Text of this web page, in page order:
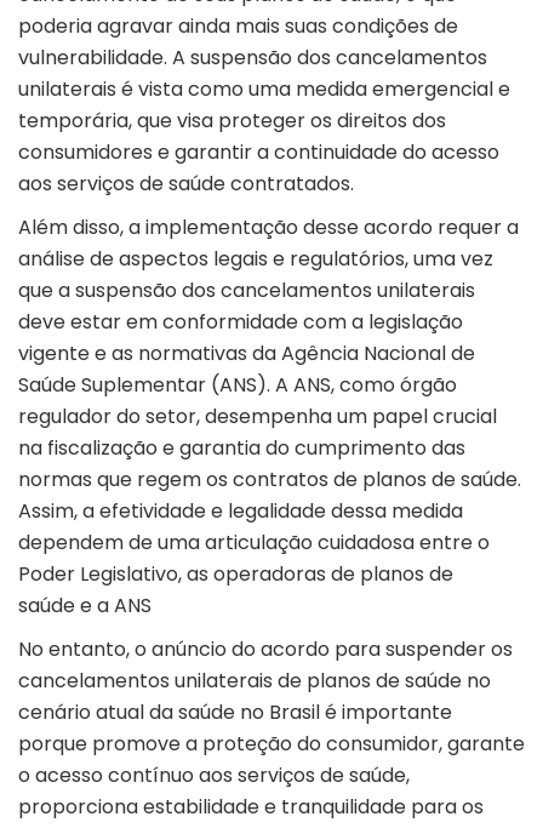
poderia agravar ainda mais suas condições de
vulnerabilidade. A suspensão dos cancelamentos
unilaterais é vista como uma medida emergencial e
temporária, que visa proteger os direitos dos
consumidores e garantir a continuidade do acesso
aos serviços de saúde contratados.
Além disso, a implementação desse acordo requer a
análise de aspectos legais e regulatórios, uma vez
que a suspensão dos cancelamentos unilaterais
deve estar em conformidade com a legislação
vigente e as normativas da Agência Nacional de
Saúde Suplementar (ANS). A ANS, como órgão
regulador do setor, desempenha um papel crucial
na fiscalização e garantia do cumprimento das
normas que regem os contratos de planos de saúde.
Assim, a efetividade e legalidade dessa medida
dependem de uma articulação cuidadosa entre o
Poder Legislativo, as operadoras de planos de
saúde e a ANS
No entanto, o anúncio do acordo para suspender os
cancelamentos unilaterais de planos de saúde no
cenário atual da saúde no Brasil é importante
porque promove a proteção do consumidor, garante
o acesso contínuo aos serviços de saúde,
proporciona estabilidade e tranquilidade para os